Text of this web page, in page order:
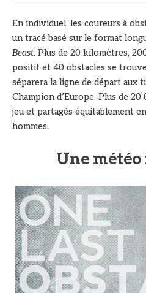
En individuel, les coureurs à
un tracé basé sur le format
Beast. Plus de 20 kilomètres,
positif et 40 obstacles se
séparera la ligne de départ aux
Champion d’Europe. Plus de
jeu et partagés équitablement
hommes.
Une